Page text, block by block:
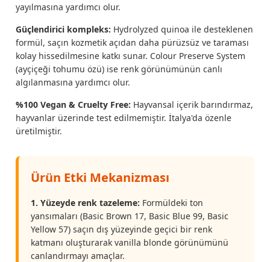
yayılmasına yardımcı olur.
Güçlendirici kompleks: Hydrolyzed quinoa ile desteklenen
formül, saçın kozmetik açıdan daha pürüzsüz ve taraması
kolay hissedilmesine katkı sunar. Colour Preserve System
(ayçiçeği tohumu özü) ise renk görünümünün canlı
algılanmasına yardımcı olur.
%100 Vegan & Cruelty Free: Hayvansal içerik barındırmaz,
hayvanlar üzerinde test edilmemiştir. İtalya'da özenle
üretilmiştir.
Ürün Etki Mekanizması
1. Yüzeyde renk tazeleme: Formüldeki ton
yansımaları (Basic Brown 17, Basic Blue 99, Basic
Yellow 57) saçın dış yüzeyinde geçici bir renk
katmanı oluşturarak vanilla blonde görünümünü
canlandırmayı amaçlar.